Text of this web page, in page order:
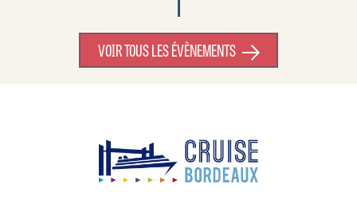
VOIR TOUS LES ÉVÈNEMENTS